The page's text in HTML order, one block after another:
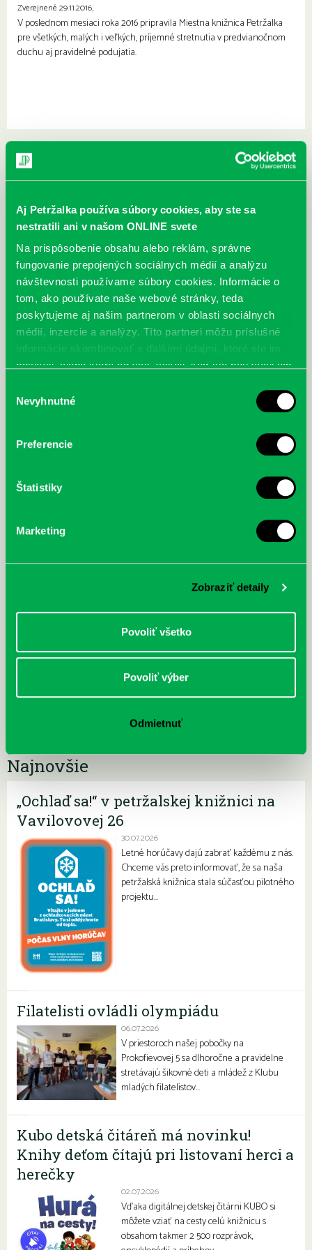
Aj Petržalka používa súbory cookies, aby ste sa
nestratili ani v našom ONLINE svete
Na prispôsobenie obsahu alebo reklám, správne
fungovanie prepojených sociálnych médií a analýzu
návštevnosti používame súbory cookies. Informácie o
tom, ako používate naše webové stránky, teda
poskytujeme aj našim partnerom v oblasti sociálnych
médií, inzercie a analýzy. Títo partneri môžu príslušné
informácie skombinovať s ďalšími údajmi, ktoré ste im
poskytli, alebo ktoré od vás získali, keď ste používali ich
súhlasu
Nevyhnutné
Preferencie
Štatistiky
Marketing
Zobraziť detaily
Povoliť všetko
Povoliť výber
Odmietnuť
Zverejnené 29.11.2016,
V poslednom mesiaci roka 2016 pripravila Miestna knižnica Petržalka
pre všetkých, malých i veľkých, príjemné stretnutia v predvianočnom
duchu aj pravidelné podujatia.
Najnovšie
„Ochlaď sa!“ v petržalskej knižnici na
Vavilovovej 26
30.07.2026
Letné horúčavy dajú zabrať každému z nás.
Chceme vás preto informovať, že sa naša
petržalská knižnica stala súčasťou pilotného
projektu…
Filatelisti ovládli olympiádu
06.07.2026
V priestoroch našej pobočky na
Prokofievovej 5 sa dlhoročne a pravidelne
stretávajú šikovné deti a mládež z Klubu
mladých filatelistov…
Kubo detská čitáreň má novinku!
Knihy deťom čítajú pri listovaní herci a
herečky
02.07.2026
Vďaka digitálnej detskej čitárni KUBO si
môžete vziať na cesty celú knižnicu s
obsahom takmer 2 500 rozprávok,